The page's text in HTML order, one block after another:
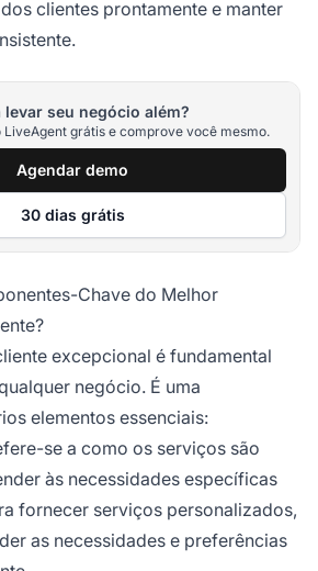
clientes prontamente e manter
levar seu negócio além?
LiveAgent grátis e comprove você mesmo.
Agendar demo
30 dias grátis
Chave do Melhor
excepcional é fundamental
negócio. É uma
elementos essenciais:
se a como os serviços são
às necessidades específicas
fornecer serviços personalizados,
as necessidades e preferências